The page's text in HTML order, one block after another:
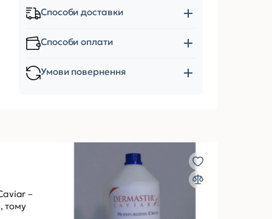
Способи доставки
Способи оплати
Умови повернення
–
тому